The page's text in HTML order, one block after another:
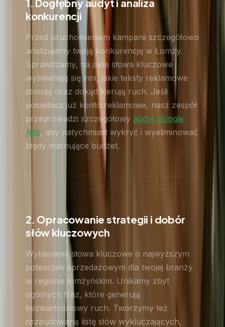
1. Dogłębny audyt i analiza
konkurencji
Przed uruchomieniem kampanii szczegółowo
analizujemy twoją konkurencję w Łomży.
Sprawdzamy, na jakie słowa kluczowe
wyświetlają się inni, jakie teksty reklamowe
stosują oraz dokąd kierują ruch. Jeśli
posiadasz już konto reklamowe, nasz zespół
przeprowadzi szczegółowy audyt Google
Ads, aby natychmiast wykryć i wyeliminować
błędy marnujące budżet.
2. Opracowanie strategii i dobór
słów kluczowych
Wybieramy słowa kluczowe o najwyższym
potencjale sprzedażowym dla twojej branży
w regionie łomżyńskim. Unikamy zbyt
ogólnych fraz, które generują
bezwartościowy ruch. Tworzymy też
rozbudowaną listę słów wykluczających,